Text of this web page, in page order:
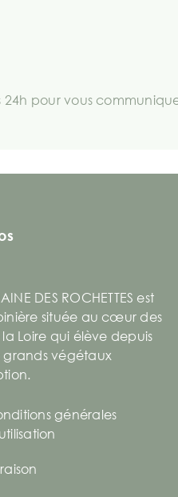
pour vous
DES ROCHETTES est
située au cœur des
la Loire qui élève depuis
grands végétaux
générales